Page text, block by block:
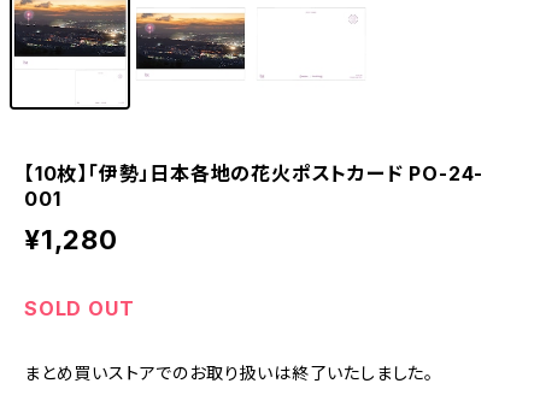
【10枚】「伊勢」日本各地の花火ポストカード PO-24-
001
¥1,280
SOLD OUT
まとめ買いストアでのお取り扱いは終了いたしました。